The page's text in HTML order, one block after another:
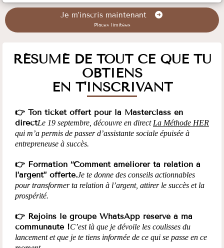
Je m’inscris maintenant
Places limitées
RÉSUMÉ DE TOUT CE QUE TU
OBTIENS
EN T'INSCRIVANT
👉 Ton ticket offert pour la Masterclass en
directLe 19 septembre, découvre en direct La Méthode HER
qui m’a permis de passer d’assistante sociale épuisée à
entrepreneuse à succès.
👉 Formation “Comment améliorer ta relation à
l’argent” offerte.Je te donne des conseils actionnables
pour transformer ta relation à l’argent, attirer le succès et la
prospérité.
👉 Rejoins le groupe WhatsApp réservé à ma
communauté !C’est là que je dévoile les coulisses du
lancement et que je te tiens informée de ce qui se passe en ce